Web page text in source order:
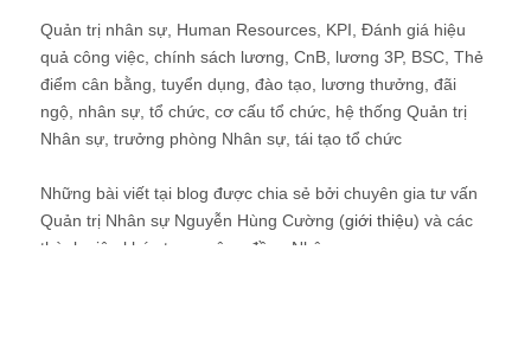
Quản trị nhân sự, Human Resources, KPI, Đánh giá hiệu
quả công việc, chính sách lương, CnB, lương 3P, BSC, Thẻ
điểm cân bằng, tuyển dụng, đào tạo, lương thưởng, đãi
ngộ, nhân sự, tổ chức, cơ cấu tổ chức, hệ thống Quản trị
Nhân sự, trưởng phòng Nhân sự, tái tạo tổ chức
Những bài viết tại blog được chia sẻ bởi chuyên gia tư vấn
Quản trị Nhân sự Nguyễn Hùng Cường (giới thiệu) và các
thành viên khác trong cộng đồng Nhân sự.